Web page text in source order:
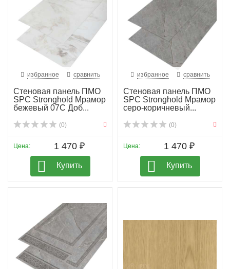
избранное сравнить
Стеновая панель ПМО
SPC Stronghold Мрамор
бежевый 07С Доб...
(0)
Цена: 1 470 ₽
Купить
избранное сравнить
Стеновая панель ПМО
SPC Stronghold Мрамор
серо-коричневый...
(0)
Цена: 1 470 ₽
Купить